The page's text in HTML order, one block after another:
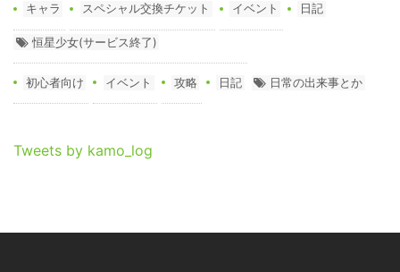
キャラ スペシャル交換チケット イベント 日記
恒星少女(サービス終了)
初心者向け イベント 攻略 日記 日常の出来事とか
Tweets by kamo_log